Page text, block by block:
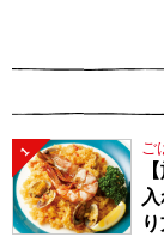
1 ご